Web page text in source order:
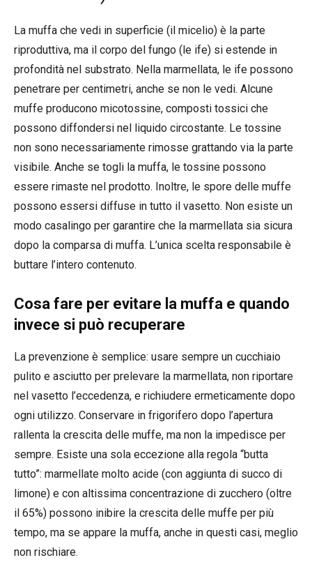
La muffa che vedi in superficie (il micelio) è la parte
riproduttiva, ma il corpo del fungo (le ife) si estende in
profondità nel substrato. Nella marmellata, le ife possono
penetrare per centimetri, anche se non le vedi. Alcune
muffe producono micotossine, composti tossici che
possono diffondersi nel liquido circostante. Le tossine
non sono necessariamente rimosse grattando via la parte
visibile. Anche se togli la muffa, le tossine possono
essere rimaste nel prodotto. Inoltre, le spore delle muffe
possono essersi diffuse in tutto il vasetto. Non esiste un
modo casalingo per garantire che la marmellata sia sicura
dopo la comparsa di muffa. L’unica scelta responsabile è
buttare l’intero contenuto.
Cosa fare per evitare la muffa e quando
invece si può recuperare
La prevenzione è semplice: usare sempre un cucchiaio
pulito e asciutto per prelevare la marmellata, non riportare
nel vasetto l’eccedenza, e richiudere ermeticamente dopo
ogni utilizzo. Conservare in frigorifero dopo l’apertura
rallenta la crescita delle muffe, ma non la impedisce per
sempre. Esiste una sola eccezione alla regola “butta
tutto”: marmellate molto acide (con aggiunta di succo di
limone) e con altissima concentrazione di zucchero (oltre
il 65%) possono inibire la crescita delle muffe per più
tempo, ma se appare la muffa, anche in questi casi, meglio
non rischiare.